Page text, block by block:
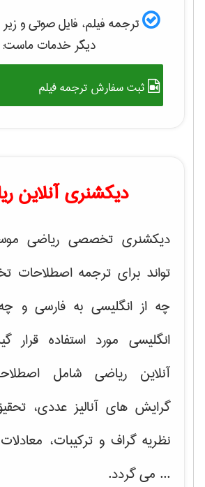
ترجمه فیلم، فایل صوتی و
دیگر خدمات ماست:
ثبت سفارش ترجمه فیلم
دیکشنری آنلاین
دیکشنری تخصصی ریاضی
تواند برای ترجمه
چه از انگلیسی به فارسی و
انگلیسی مورد استفاده قرار
آنلاین ریاضی شامل
گرایش های آنالیز عددی،
نظریه گراف و تركیبات،
... می گردد.